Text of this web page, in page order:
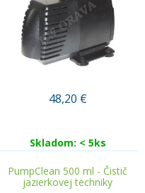
48,20 €
Skladom: < 5ks
PumpClean 500 ml - Čistič
jazierkovej techniky